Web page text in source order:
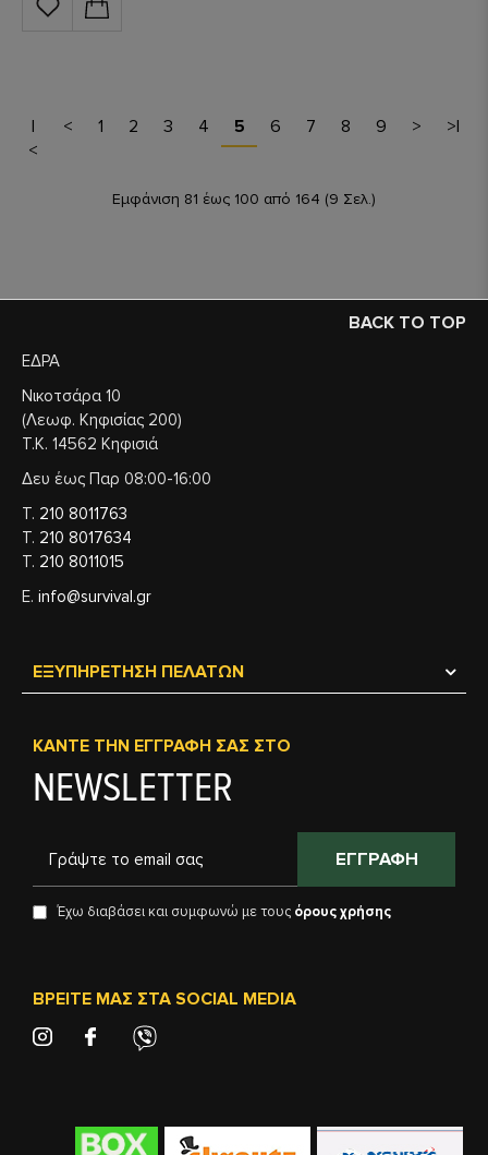
|
<
< 1 2 3 4 5 6 7 8 9 > >|
Εμφάνιση 81 έως 100 από 164 (9 Σελ.)
BACK TO TOP
ΕΔΡΑ
Νικοτσάρα 10
(Λεωφ. Κηφισίας 200)
Τ.Κ. 14562 Κηφισιά
Δευ έως Παρ 08:00-16:00
Τ. 210 8011763
Τ. 210 8017634
Τ. 210 8011015
Ε. info@survival.gr
ΕΞΥΠΗΡΈΤΗΣΗ ΠΕΛΑΤΏΝ
ΚΆΝΤΕ ΤΗΝ ΕΓΓΡΑΦΉ ΣΑΣ ΣΤΟ
NEWSLETTER
ΕΓΓΡΑΦΉ
Έχω διαβάσει και συμφωνώ με τους όρους χρήσης
ΒΡΕΊΤΕ ΜΑΣ ΣΤΑ SOCIAL MEDIA